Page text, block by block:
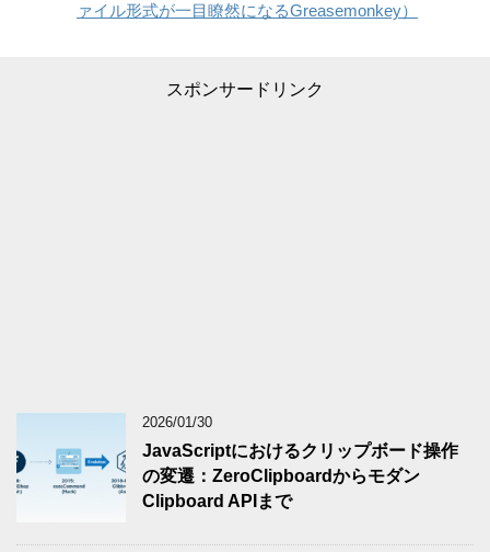
ァイル形式が一目瞭然になるGreasemonkey）
スポンサードリンク
2026/01/30
JavaScriptにおけるクリップボード操作
の変遷：ZeroClipboardからモダン
Clipboard APIまで